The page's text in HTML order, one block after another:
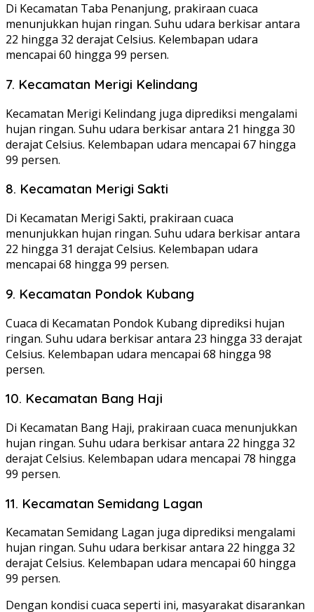
Di Kecamatan Taba Penanjung, prakiraan cuaca
menunjukkan hujan ringan. Suhu udara berkisar antara
22 hingga 32 derajat Celsius. Kelembapan udara
mencapai 60 hingga 99 persen.
7. Kecamatan Merigi Kelindang
Kecamatan Merigi Kelindang juga diprediksi mengalami
hujan ringan. Suhu udara berkisar antara 21 hingga 30
derajat Celsius. Kelembapan udara mencapai 67 hingga
99 persen.
8. Kecamatan Merigi Sakti
Di Kecamatan Merigi Sakti, prakiraan cuaca
menunjukkan hujan ringan. Suhu udara berkisar antara
22 hingga 31 derajat Celsius. Kelembapan udara
mencapai 68 hingga 99 persen.
9. Kecamatan Pondok Kubang
Cuaca di Kecamatan Pondok Kubang diprediksi hujan
ringan. Suhu udara berkisar antara 23 hingga 33 derajat
Celsius. Kelembapan udara mencapai 68 hingga 98
persen.
10. Kecamatan Bang Haji
Di Kecamatan Bang Haji, prakiraan cuaca menunjukkan
hujan ringan. Suhu udara berkisar antara 22 hingga 32
derajat Celsius. Kelembapan udara mencapai 78 hingga
99 persen.
11. Kecamatan Semidang Lagan
Kecamatan Semidang Lagan juga diprediksi mengalami
hujan ringan. Suhu udara berkisar antara 22 hingga 32
derajat Celsius. Kelembapan udara mencapai 60 hingga
99 persen.
Dengan kondisi cuaca seperti ini, masyarakat disarankan